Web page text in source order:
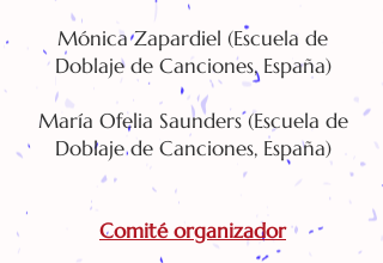
Mónica Zapardiel (Escuela de
Doblaje de Canciones, España)
María Ofelia Saunders (Escuela de
Doblaje de Canciones, España)
Comité organizador